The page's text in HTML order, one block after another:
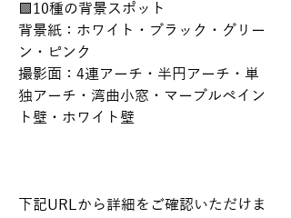
🟩10種の背景スポット
背景紙：ホワイト・ブラック・グリー
ン・ピンク
撮影面：4連アーチ・半円アーチ・単
独アーチ・湾曲小窓・マーブルペイン
ト壁・ホワイト壁
下記URLから詳細をご確認いただけま